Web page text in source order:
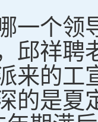
个领导
邱祥聘
来的工
是夏定